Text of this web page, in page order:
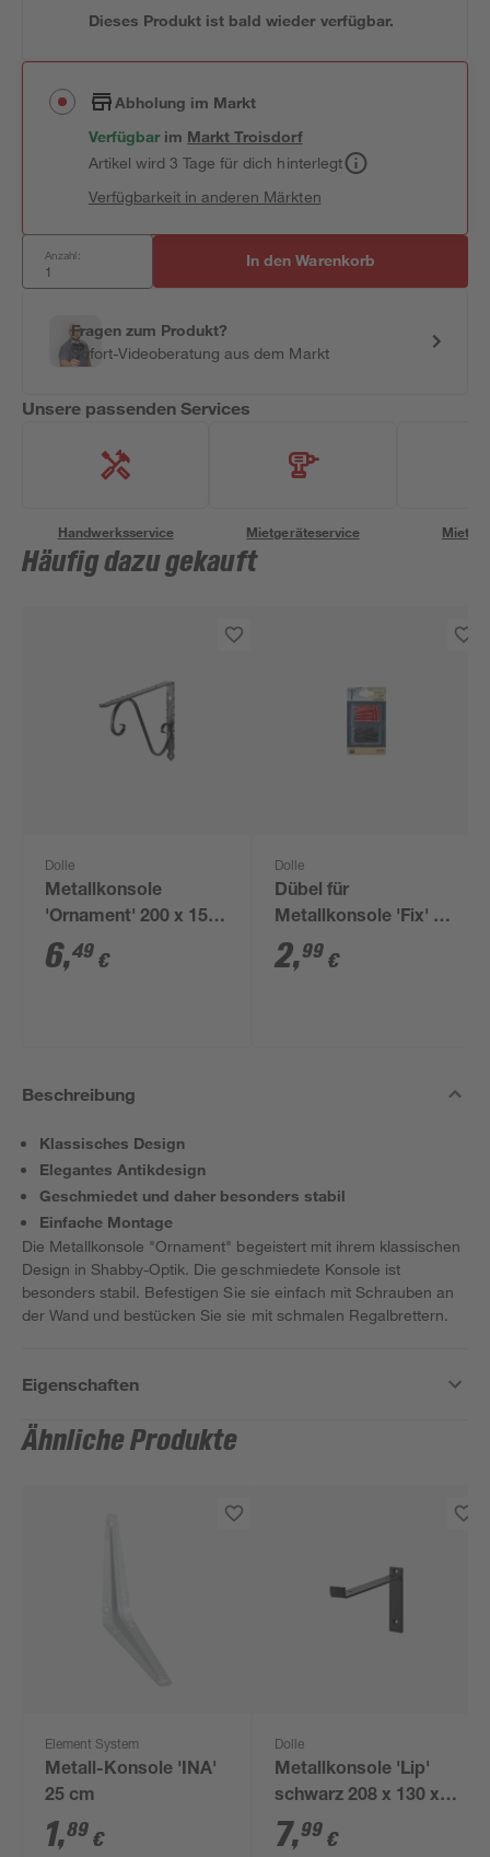
Dieses Produkt ist bald wieder verfügbar.
Abholung im Markt
Verfügbar im MarktTroisdorf
Artikel wird 3 Tage für dich hinterlegt
Verfügbarkeit in anderen Märkten
Anzahl: In den Warenkorb
Fragen zum Produkt?
Sofort-Videoberatung aus dem Markt
Unsere passenden Services
Handwerksservice Mietgeräteservice
Häufig dazu gekauft
Dolle
Metallkonsole
'Ornament' 200 x 150
mm
6,49 €
Dolle
Dübel für
Metallkonsole 'Fix' Ø
4,5 x 45 mm, Ø 3,5 x
16 mm
2,99 €
Beschreibung
Klassisches Design
Elegantes Antikdesign
Geschmiedet und daher besonders stabil
Einfache Montage
Die Metallkonsole "Ornament" begeistert mit ihrem klassischen
Design in Shabby-Optik. Die geschmiedete Konsole ist
besonders stabil. Befestigen Sie sie einfach mit Schrauben an
der Wand und bestücken Sie sie mit schmalen Regalbrettern.
Eigenschaften
Ähnliche Produkte
Element System
Metall-Konsole 'INA'
25 cm
1,89 €
Dolle
Metallkonsole 'Lip'
schwarz 208 x 130 x
30 mm
7,99 €